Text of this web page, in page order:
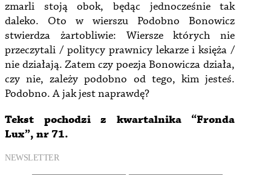
zmarli stoją obok, będąc jednocześnie tak
daleko. Oto w wierszu Podobno Bonowicz
stwierdza żartobliwie: Wiersze których nie
przeczytali / politycy prawnicy lekarze i księża /
nie działają. Zatem czy poezja Bonowicza działa,
czy nie, zależy podobno od tego, kim jesteś.
Podobno. A jak jest naprawdę?
Tekst pochodzi z kwartalnika “Fronda
Lux”, nr 71.
NEWSLETTER